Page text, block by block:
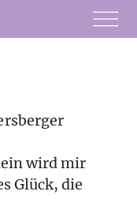
wird mir
Glück, die